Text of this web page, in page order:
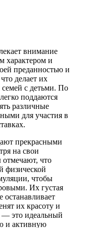
внимание
характером и
преданностью и
делает их
с детьми. По
поддаются
различные
для участия в
прекрасными
на свои
что
физической
чтобы
Их густая
останавливает
их красоту и
это идеальный
и активную